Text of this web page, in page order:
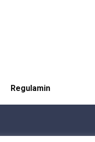
Regulamin